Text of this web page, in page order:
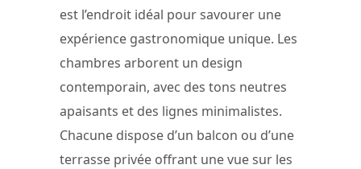
est l’endroit idéal pour savourer une
expérience gastronomique unique. Les
chambres arborent un design
contemporain, avec des tons neutres
apaisants et des lignes minimalistes.
Chacune dispose d’un balcon ou d’une
terrasse privée offrant une vue sur les